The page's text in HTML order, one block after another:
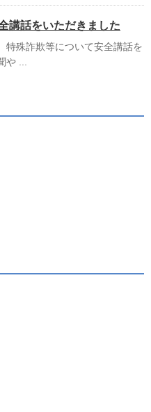
講話をいただきました
特殊詐欺等について安全講話を
や ...